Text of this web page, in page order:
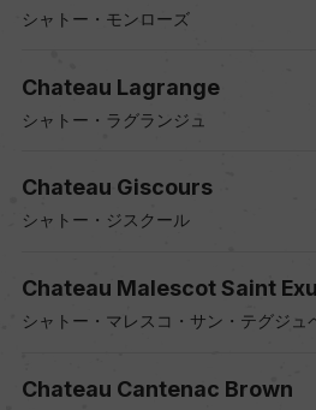
シャトー・モンローズ
Chateau Lagrange
シャトー・ラグランジュ
Chateau Giscours
シャトー・ジスクール
Chateau Malescot Saint
シャトー・マレスコ・サン・テグジュ
Chateau Cantenac Brown